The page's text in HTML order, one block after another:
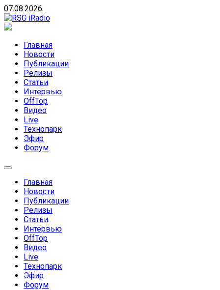
Skip
to
content
07.08.2026
направлений без возрастных ограничений
Главная
Новости
Публикации
Релизы
Статьи
Интервью
OffTop
Видео
Live
Технопарк
Эфир
Форум
Главная
Новости
Публикации
Релизы
Статьи
Интервью
OffTop
Видео
Live
Технопарк
Эфир
Форум